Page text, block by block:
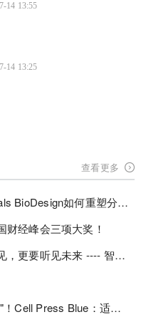
14 13:55
14 13:25
查看更多
从DNA设计到药物创新：Signals BioDesign如何重塑分子生物学研发生态！
财经峰会三项大奖！
【人工耳蜗技术解读】不止听见，更要听见未来 ---- 智能耳蜗，开启人工耳蜗技术新纪元！
实锤！蛋白质真不是"多多益善"！Cell Press Blue：适度限蛋白，反而拉长健康寿命！